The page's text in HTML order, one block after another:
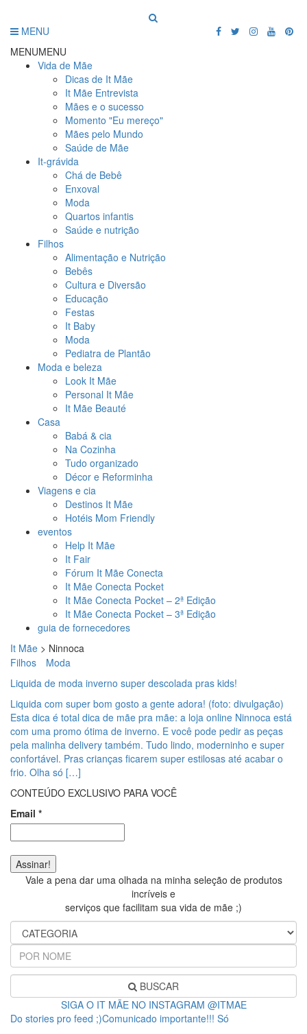
MENU
MENUMENU
Vida de Mãe
Dicas de It Mãe
It Mãe Entrevista
Mães e o sucesso
Momento "Eu mereço"
Mães pelo Mundo
Saúde de Mãe
It-grávida
Chá de Bebê
Enxoval
Moda
Quartos infantis
Saúde e nutrição
Filhos
Alimentação e Nutrição
Bebês
Cultura e Diversão
Educação
Festas
It Baby
Moda
Pediatra de Plantão
Moda e beleza
Look It Mãe
Personal It Mãe
It Mãe Beauté
Casa
Babá & cia
Na Cozinha
Tudo organizado
Décor e Reforminha
Viagens e cia
Destinos It Mãe
Hotéis Mom Friendly
eventos
Help It Mãe
It Fair
Fórum It Mãe Conecta
It Mãe Conecta Pocket
It Mãe Conecta Pocket – 2ª Edição
It Mãe Conecta Pocket – 3ª Edição
guia de fornecedores
It Mãe > Ninnoca
Filhos
Moda
Liquida de moda inverno super descolada pras kids!
Liquida com super bom gosto a gente adora! (foto: divulgação)
Esta dica é total dica de mãe pra mãe: a loja online Ninnoca está
com uma promo ótima de inverno. E você pode pedir as peças
pela malinha delivery também. Tudo lindo, moderninho e super
confortável. Pras crianças ficarem super estilosas até acabar o
frio. Olha só […]
CONTEÚDO EXCLUSIVO PARA VOCÊ
Email *
Vale a pena dar uma olhada na minha seleção de produtos
incríveis e
serviços que facilitam sua vida de mãe ;)
BUSCAR
SIGA O IT MÃE NO INSTAGRAM @ITMAE
Do stories pro feed ;)Comunicado importante!!! Só